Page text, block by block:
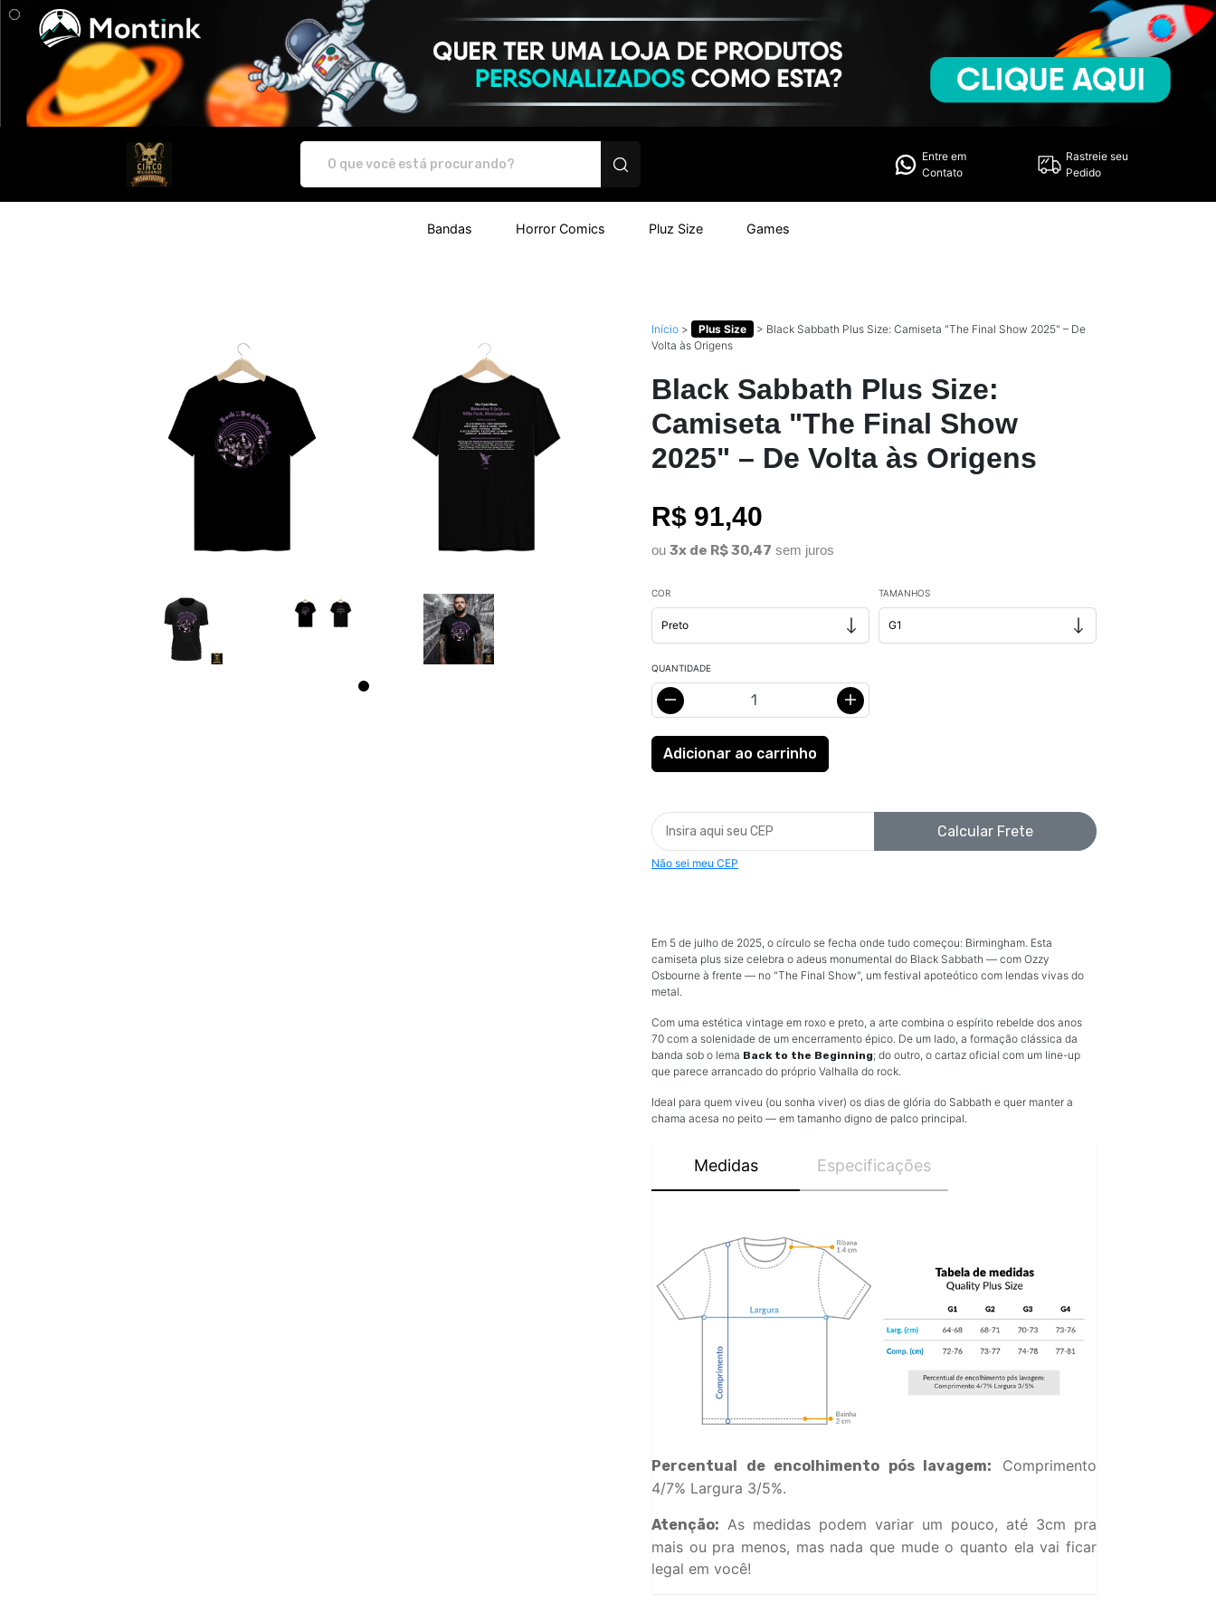
Entre em
Contato
Rastreie seu
Pedido
Bandas Horror Comics Pluz Size Games
Início > Plus Size > Black Sabbath Plus Size: Camiseta "The Final Show 2025" – De
Volta às Origens
Black Sabbath Plus Size:
Camiseta "The Final Show
2025" – De Volta às Origens
R$ 91,40
ou 3x de R$ 30,47 sem juros
COR TAMANHOS
QUANTIDADE
Calcular Frete
Não sei meu CEP
Em 5 de julho de 2025, o círculo se fecha onde tudo começou: Birmingham. Esta
camiseta plus size celebra o adeus monumental do Black Sabbath — com Ozzy
Osbourne à frente — no "The Final Show", um festival apoteótico com lendas vivas do
metal.
Com uma estética vintage em roxo e preto, a arte combina o espírito rebelde dos anos
70 com a solenidade de um encerramento épico. De um lado, a formação clássica da
banda sob o lema Back to the Beginning; do outro, o cartaz oficial com um line-up
que parece arrancado do próprio Valhalla do rock.
Ideal para quem viveu (ou sonha viver) os dias de glória do Sabbath e quer manter a
chama acesa no peito — em tamanho digno de palco principal.
Medidas Especificações
Percentual de encolhimento pós lavagem:
Comprimento
4/7% Largura 3/5%.
Atenção: As medidas podem variar um pouco, até 3cm pra
mais ou pra menos, mas nada que mude o quanto ela vai ficar
legal em você!